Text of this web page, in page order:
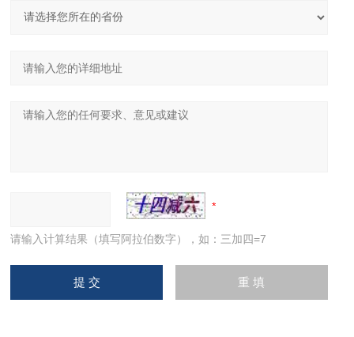
请输入计算结果（填写阿拉伯数字），如：三加四=7